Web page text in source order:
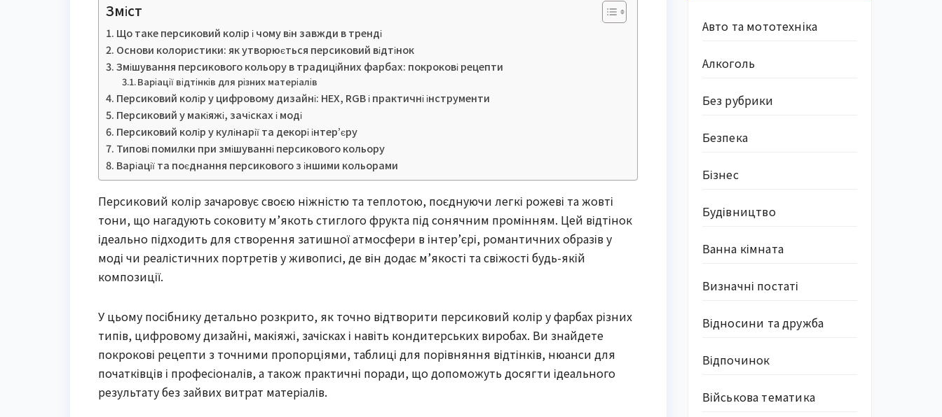
Зміст
Що таке персиковий колір і чому він завжди в тренді
Основи колористики: як утворюється персиковий відтінок
Змішування персикового кольору в традиційних фарбах: покрокові рецепти
Варіації відтінків для різних матеріалів
Персиковий колір у цифровому дизайні: HEX, RGB і практичні інструменти
Персиковий у макіяжі, зачісках і моді
Персиковий колір у кулінарії та декорі інтер’єру
Типові помилки при змішуванні персикового кольору
Варіації та поєднання персикового з іншими кольорами
Персиковий колір зачаровує своєю ніжністю та теплотою, поєднуючи легкі рожеві та жовті
тони, що нагадують соковиту м’якоть стиглого фрукта під сонячним промінням. Цей відтінок
ідеально підходить для створення затишної атмосфери в інтер’єрі, романтичних образів у
моді чи реалістичних портретів у живописі, де він додає м’якості та свіжості будь-якій
композиції.
У цьому посібнику детально розкрито, як точно відтворити персиковий колір у фарбах різних
типів, цифровому дизайні, макіяжі, зачісках і навіть кондитерських виробах. Ви знайдете
покрокові рецепти з точними пропорціями, таблиці для порівняння відтінків, нюанси для
початківців і професіоналів, а також практичні поради, що допоможуть досягти ідеального
результату без зайвих витрат матеріалів.
Авто та мототехніка
Алкоголь
Без рубрики
Безпека
Бізнес
Будівництво
Ванна кімната
Визначні постаті
Відносини та дружба
Відпочинок
Військова тематика